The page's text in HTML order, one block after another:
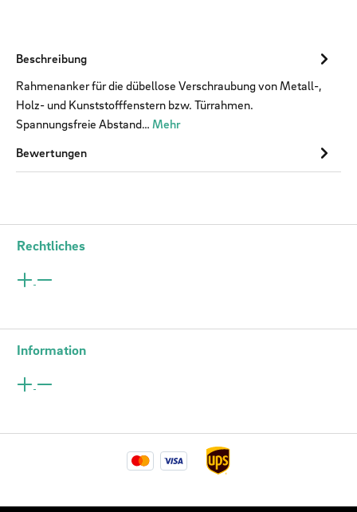
Beschreibung
Rahmenanker für die dübellose Verschraubung von Metall-,
Holz- und Kunststofffenstern bzw. Türrahmen.
Spannungsfreie Abstand… Mehr
Bewertungen
Rechtliches
Information